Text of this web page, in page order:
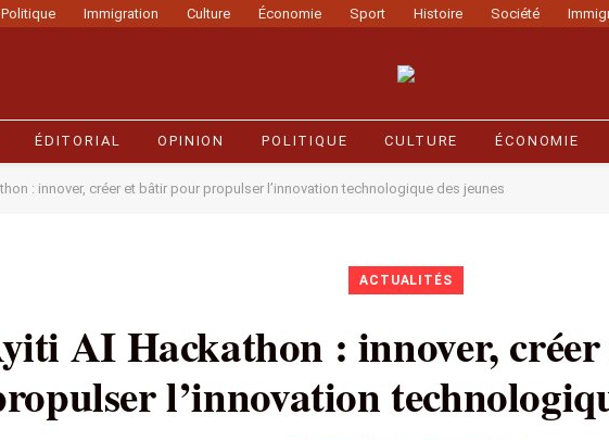
Politique Immigration Culture Économie Sport Histoire Société
ÉDITORIAL OPINION POLITIQUE CULTURE ÉCONOMIE
: innover, créer et bâtir pour propulser l’innovation technologique des jeunes
ACTUALITÉS
AI Hackathon : innover,
l’innovation